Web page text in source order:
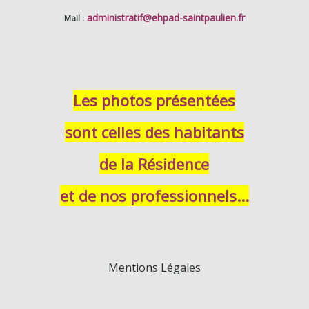
Mail : administratif@ehpad-saintpaulien.fr
Les photos présentées
sont celles des habitants
de la Résidence
et de nos professionnels...
Mentions Légales